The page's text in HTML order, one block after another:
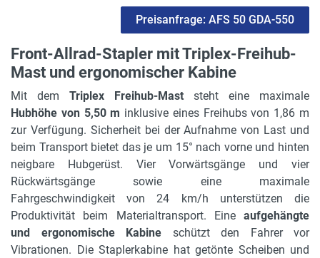
ja
1.86 m
Motorleistung in kW
61.5 kW
Masthöhe
2.95 m
Länge ohne Gabeln
3.85 m
Preisanfrage: AFS 50 GDA-550
Front-Allrad-Stapler mit Triplex-Freihub-
Mast und ergonomischer Kabine
Mit dem Triplex Freihub-Mast steht eine maximale
Hubhöhe von 5,50 m inklusive eines Freihubs von 1,86 m
zur Verfügung. Sicherheit bei der Aufnahme von Last und
beim Transport bietet das je um 15° nach vorne und hinten
neigbare Hubgerüst. Vier Vorwärtsgänge und vier
Rückwärtsgänge sowie eine maximale
Fahrgeschwindigkeit von 24 km/h unterstützen die
Produktivität beim Materialtransport. Eine aufgehängte
und ergonomische Kabine schützt den Fahrer vor
Vibrationen. Die Staplerkabine hat getönte Scheiben und